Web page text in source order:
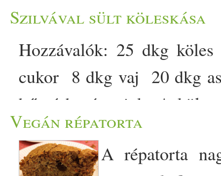
olyan fogásokat találsz,
alapanyagai találkoznak a
tőlem ezt a válogatást
illatos és ízekben
Hozzávalók: 9 vékony
felvágott 25 dkg tejszínes
Szilvával sült köleskása
Hozzávalók: 25 dkg
cukor 8 dkg vaj 20 dkg
bő vízbe áztatjuk. A
feltesszük főni egy csipet
fedő alatt, kis lángon
Vegán répatorta
A répatorta